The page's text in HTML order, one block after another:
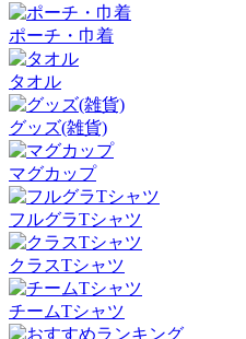
ポーチ・巾着
タオル
グッズ(雑貨)
マグカップ
フルグラTシャツ
クラスTシャツ
チームTシャツ